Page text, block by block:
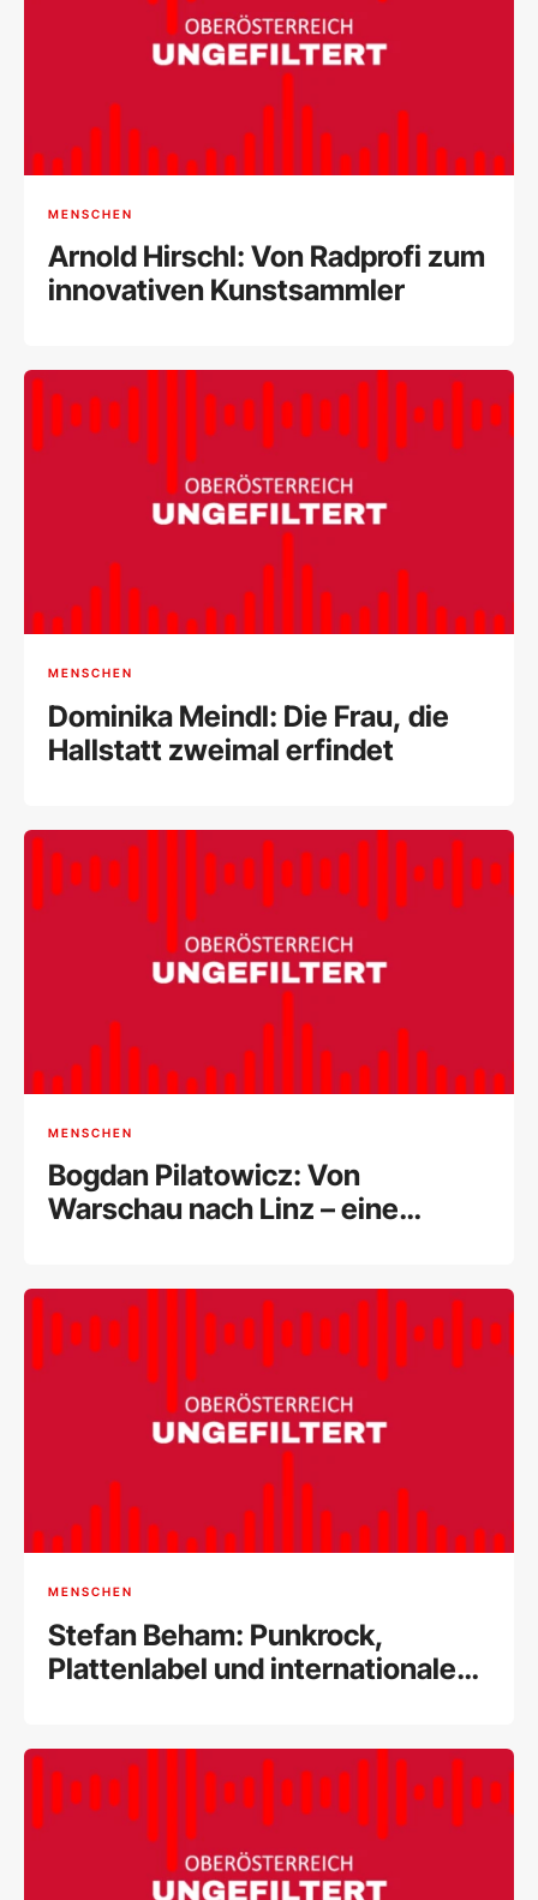
MENSCHEN
Arnold Hirschl: Von Radprofi zum
innovativen Kunstsammler
MENSCHEN
Dominika Meindl: Die Frau, die
Hallstatt zweimal erfindet
MENSCHEN
Bogdan Pilatowicz: Von
Warschau nach Linz – eine
MENSCHEN
Stefan Beham: Punkrock,
Plattenlabel und internationale